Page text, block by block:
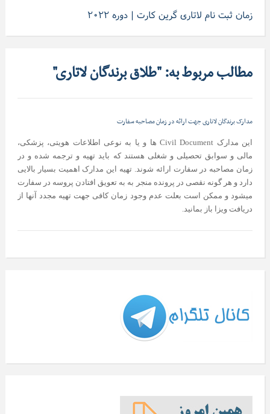
زمان ثبت نام لاتاری گرین کارت | دوره ۲۰۲۲
مطالب مربوط به: "طلاق برندگان لاتاری"
مدارک برندگان لاتاری جهت ارائه در زمان مصاحبه سفارت
این مدارک Civil Document ها و یا به نوعی اطلاعات هویتی، پزشکی،
مالی و سوابق تحصیلی و شغلی هستند که باید تهیه و ترجمه شده و در
زمان مصاحبه در سفارت ارائه شوند. تهیه این مدارک اهمیت بسیار بالایی
دارد و هر گونه نقصی در پرونده منجر به به تعویق افتادن پروسه در سفارت
میشود و ممکن است بعلت عدم وجود زمان کافی جهت تهیه مجدد آنها از
دریافت ویزا باز بمانید.